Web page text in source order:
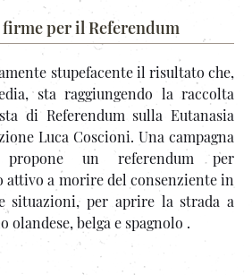
per il Referendum
stupefacente il risultato che,
sta raggiungendo la raccolta
di Referendum sulla Eutanasia
Luca Coscioni. Una campagna
propone un referendum per
attivo a morire del consenziente in
situazioni, per aprire la strada a
olandese, belga e spagnolo .